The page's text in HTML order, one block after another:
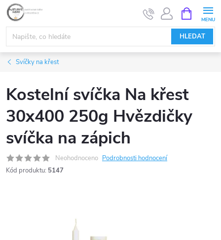
Přejít
obsah
HLEDAT
NÁKUPNÍ
KOŠÍK
Svíčky na křest
Kostelní svíčka Na křest
30x400 250g Hvězdičky
svíčka na zápich
Neohodnoceno Podrobnosti hodnocení
Kód produktu: 5147